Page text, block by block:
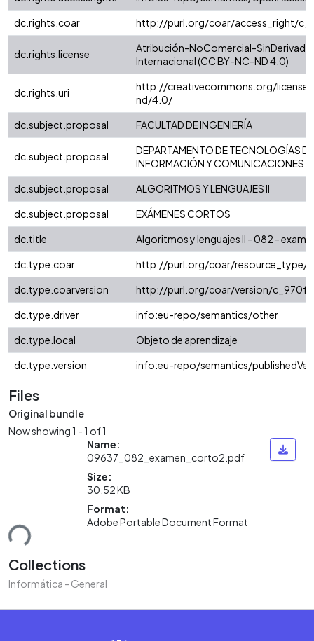
dc.rights.coar
http://purl.org/coar/access_right/
dc.rights.license
Atribución-NoComercial-
Internacional (CC BY-NC-ND 4.0)
dc.rights.uri
http://creativecommons.org/
nd/4.0/
dc.subject.proposal
FACULTAD DE INGENIERÍA
dc.subject.proposal
DEPARTAMENTO DE TECNOLOGÍAS DE
INFORMACIÓN Y COMUNICACIONES
dc.subject.proposal
ALGORITMOS Y LENGUAJES II
dc.subject.proposal
EXÁMENES CORTOS
dc.title
Algoritmos y lenguajes II - 082 -
dc.type.coar
http://purl.org/coar/resource_type/
dc.type.coarversion
http://purl.org/coar/version/
dc.type.driver
info:eu-repo/semantics/other
dc.type.local
Objeto de aprendizaje
dc.type.version
info:eu-repo/semantics/
Files
Original bundle
Now showing1 - 1 of 1
Name:
09637_082_examen_corto2.pdf
Size:
30.52 KB
Format:
Adobe Portable Document Format
Collections
Informática - General